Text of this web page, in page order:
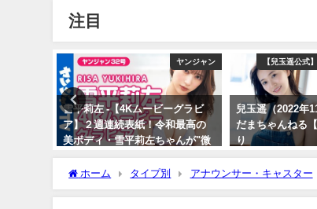
注目
ヤンジャン
雪平莉左 -【4Kムービーグラビ
ア】２週連続表紙！令和最高の
美ボディ・雪平莉左ちゃんが"微
笑みの国"タイで魅せる女神の微
笑み！カラフルでビビッドな水
着撮影に最高画質で没入密着！
【兒玉遥公式
兒玉遥（2022年
だまちゃんねる
り
ホーム タイプ別 アナウンサー・キャスター